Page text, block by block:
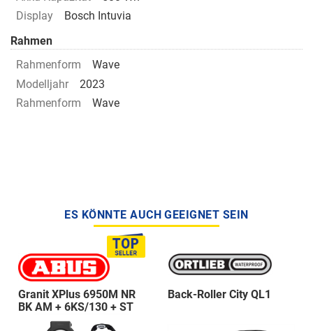
Display
Bosch Intuvia
Rahmen
Rahmenform
Wave
Modelljahr
2023
Rahmenform
Wave
ES KÖNNTE AUCH GEEIGNET SEIN
Granit XPlus 6950M NR
BK AM + 6KS/130 + ST
Back-Roller City QL1